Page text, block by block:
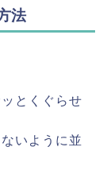
法
とくぐらせ
いように並